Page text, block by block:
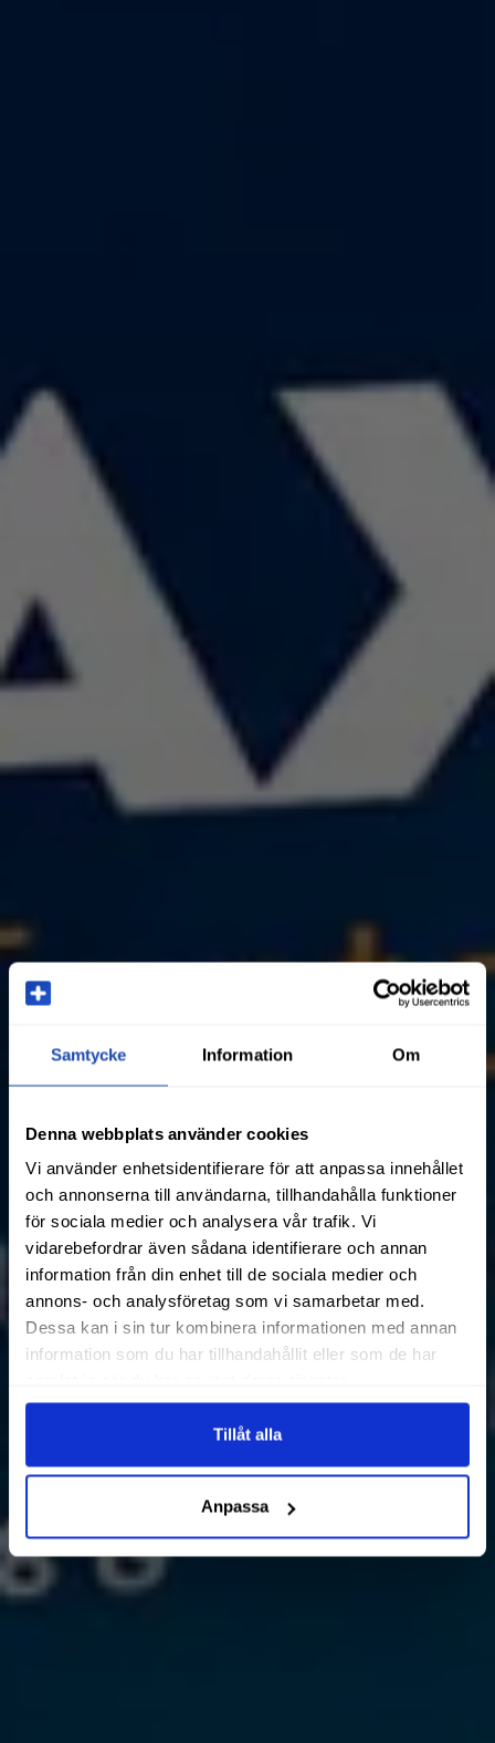
Samtycke Information Om
Denna webbplats använder cookies
Vi använder enhetsidentifierare för att anpassa innehållet
och annonserna till användarna, tillhandahålla funktioner
för sociala medier och analysera vår trafik. Vi
vidarebefordrar även sådana identifierare och annan
information från din enhet till de sociala medier och
annons- och analysföretag som vi samarbetar med.
Dessa kan i sin tur kombinera informationen med annan
information som du har tillhandahållit eller som de har
Tillåt alla
Anpassa